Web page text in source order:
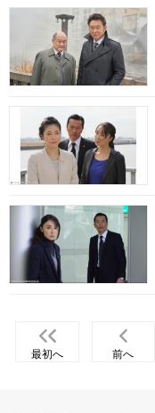
最初へ 前へ